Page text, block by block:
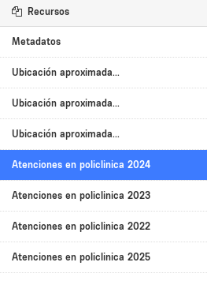
Recursos
Metadatos
Ubicación aproximada...
Ubicación aproximada...
Ubicación aproximada...
Atenciones en policlinica 2024
Atenciones en policlinica 2023
Atenciones en policlinica 2022
Atenciones en policlinica 2025